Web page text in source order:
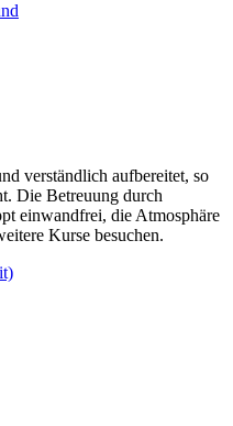
verständlich aufbereitet, so
Die Betreuung durch
einwandfrei, die Atmosphäre
Kurse besuchen.